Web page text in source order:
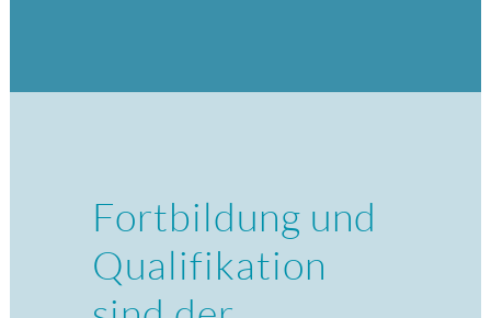
Fortbildung und
Qualifikation